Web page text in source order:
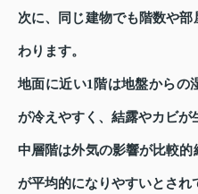
次に、同じ建物でも階数や
わります。
地面に近い1階は地盤からの
が冷えやすく、結露やカビが
中層階は外気の影響が比較
が平均的になりやすいとされ